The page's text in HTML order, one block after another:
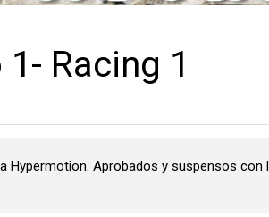
Racing 1
Hypermotion. Aprobados y suspensos con